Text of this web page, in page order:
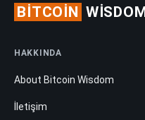
BITCOIN WISDOM
HAKKINDA
About Bitcoin Wisdom
İletişim